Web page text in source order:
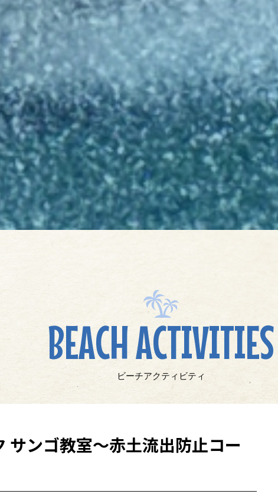
BEACH ACTIVITIES
ビーチアクティビティ
サンゴ教室～赤土流出防止コー